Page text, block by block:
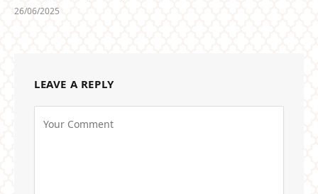
26/06/2025
LEAVE A REPLY